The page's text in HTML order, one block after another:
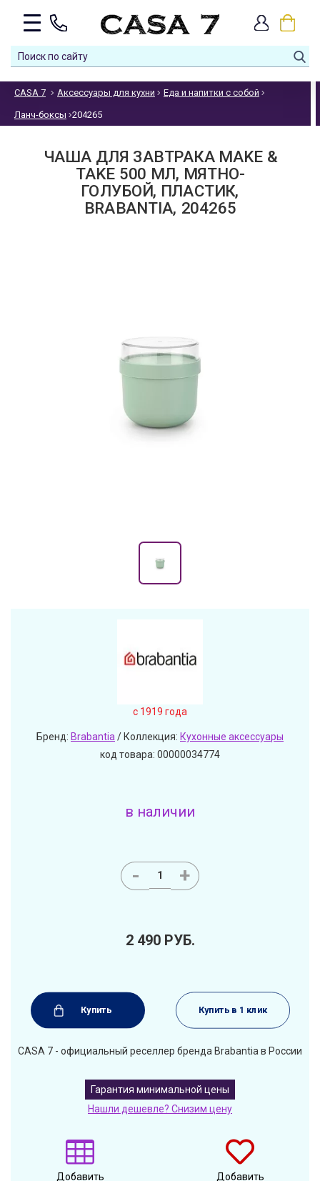
CASA 7 Аксессуары для кухни Еда и напитки с собой
Ланч-боксы 204265
ЧАША ДЛЯ ЗАВТРАКА MAKE &
TAKE 500 МЛ, МЯТНО-
ГОЛУБОЙ, ПЛАСТИК,
BRABANTIA, 204265
c 1919 года
Бренд: Brabantia/ Коллекция: Кухонные аксессуары
код товара: 00000034774
в наличии
- +
2 490 РУБ.
Купить Купить в 1 клик
CASA 7 - официальный реселлер бренда Brabantia в России
Гарантия минимальной цены
Нашли дешевле? Снизим цену
Добавить
Добавить